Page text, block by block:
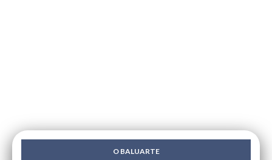
O BALUARTE